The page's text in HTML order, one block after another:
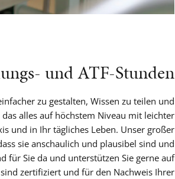
und ATF-Stunden
zu gestalten, Wissen zu teilen und
alles auf höchstem Niveau mit leichter
und in Ihr tägliches Leben. Unser großer
sie anschaulich und plausibel sind und
für Sie da und unterstützen Sie gerne auf
zertifiziert und für den Nachweis Ihrer